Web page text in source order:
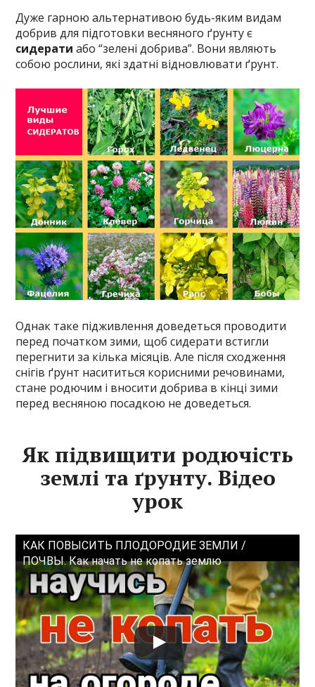
Дуже гарною альтернативою будь-яким видам
добрив для підготовки весняного ґрунту є
сидерати або “зелені добрива”. Вони являють
собою рослини, які здатні відновлювати ґрунт.
Однак таке підживлення доведеться проводити
перед початком зими, щоб сидерати встигли
перегнити за кілька місяців. Але після сходження
снігів ґрунт насититься корисними речовинами,
стане родючим і вносити добрива в кінці зими
перед весняною посадкою не доведеться.
Як підвищити родючість
землі та ґрунту. Відео
урок
КАК ПОВЫСИТЬ ПЛОДОРОДИЕ ЗЕМЛИ /
ПОЧВЫ. Как начать не копать землю